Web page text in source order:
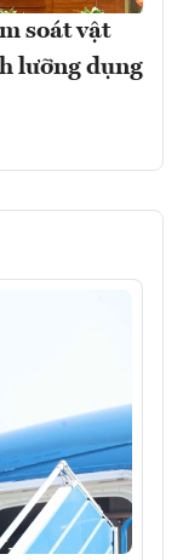
soát vật
lưỡng dụng